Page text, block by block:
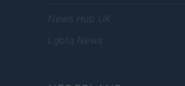
News Hub UK
Lgbtq News